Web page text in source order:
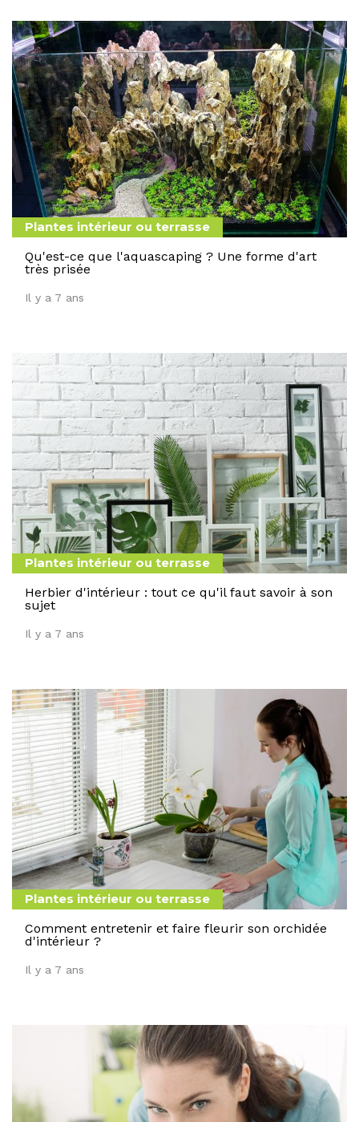
Plantes intérieur ou terrasse
Qu'est-ce que l'aquascaping ? Une forme d'art
très prisée
Il y a 7 ans
Plantes intérieur ou terrasse
Herbier d'intérieur : tout ce qu'il faut savoir à son
sujet
Il y a 7 ans
Plantes intérieur ou terrasse
Comment entretenir et faire fleurir son orchidée
d'intérieur ?
Il y a 7 ans